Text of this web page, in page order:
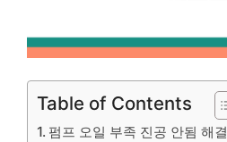
Table of Contents
펌프 오일 부족 진공 안됨 해결